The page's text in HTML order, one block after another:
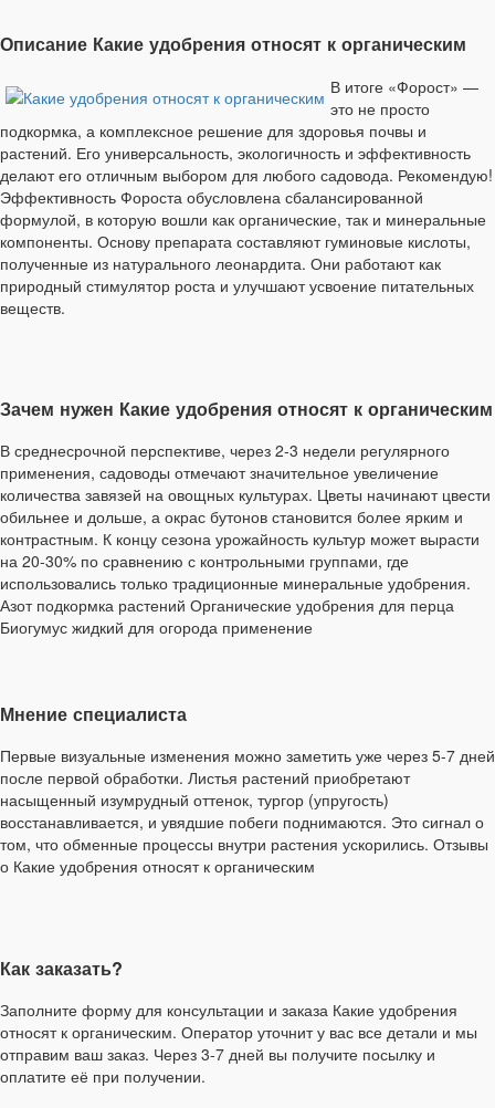
Описание Какие удобрения относят к органическим
В итоге «Форост» —
это не просто
подкормка, а комплексное решение для здоровья почвы и
растений. Его универсальность, экологичность и эффективность
делают его отличным выбором для любого садовода. Рекомендую!
Эффективность Фороста обусловлена сбалансированной
формулой, в которую вошли как органические, так и минеральные
компоненты. Основу препарата составляют гуминовые кислоты,
полученные из натурального леонардита. Они работают как
природный стимулятор роста и улучшают усвоение питательных
веществ.
Зачем нужен Какие удобрения относят к органическим
В среднесрочной перспективе, через 2-3 недели регулярного
применения, садоводы отмечают значительное увеличение
количества завязей на овощных культурах. Цветы начинают цвести
обильнее и дольше, а окрас бутонов становится более ярким и
контрастным. К концу сезона урожайность культур может вырасти
на 20-30% по сравнению с контрольными группами, где
использовались только традиционные минеральные удобрения.
Азот подкормка растений Органические удобрения для перца
Биогумус жидкий для огорода применение
Мнение специалиста
Первые визуальные изменения можно заметить уже через 5-7 дней
после первой обработки. Листья растений приобретают
насыщенный изумрудный оттенок, тургор (упругость)
восстанавливается, и увядшие побеги поднимаются. Это сигнал о
том, что обменные процессы внутри растения ускорились. Отзывы
о Какие удобрения относят к органическим
Как заказать?
Заполните форму для консультации и заказа Какие удобрения
относят к органическим. Оператор уточнит у вас все детали и мы
отправим ваш заказ. Через 3-7 дней вы получите посылку и
оплатите её при получении.